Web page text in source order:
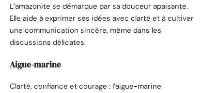
L’amazonite se démarque par sa douceur apaisante.
Elle aide à exprimer ses idées avec clarté et à cultiver
une communication sincère, même dans les
discussions délicates.
Aigue-marine
Clarté, confiance et courage : l’aigue-marine